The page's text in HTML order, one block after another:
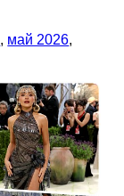
, май 2026,